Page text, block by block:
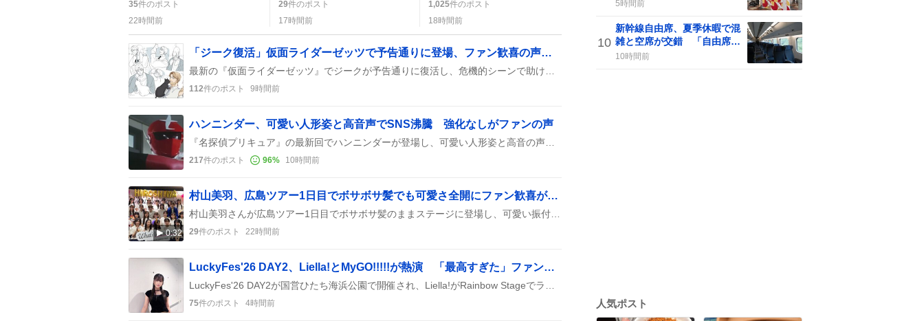
35件のポスト
22時間前
29件のポスト
17時間前
1,025件のポスト
18時間前
「ジーク復活」仮面ライダーゼッツで予告通りに登場、ファン歓喜の声続出
最新の『仮面ライダーゼッツ』でジークが予告通りに復活し、危機的シーンで助けに登場したことがSNSで話題に。ファンは「最高のタイミング」や「かっこいい」と歓声を上げている。
112件のポスト 9時間前
ハンニンダー、可愛い人形姿と高音声でSNS沸騰 強化なしがファンの声
『名探偵プリキュア』の最新回でハンニンダーが登場し、可愛い人形姿と高音の声が話題に。従来通りの能力で、特に新しい強化は見られないという声が多く上がっている。
217件のポスト 96% 10時間前
0:32
村山美羽、広島ツアー1日目でボサボサ髪でも可愛さ全開にファン歓喜が話題に
村山美羽さんが広島ツアー1日目でボサボサ髪のままステージに登場し、可愛い振付と笑顔でファンを魅了した。ライブ後もSNSで「可愛すぎる」「最高」などのコメントが続出し、盛り上がりを見せている。
29件のポスト 22時間前
LuckyFes'26 DAY2、Liella!とMyGO!!!!!が熱演 「最高すぎた」ファン熱狂
LuckyFes'26 DAY2が国営ひたち海浜公園で開催され、Liella!がRainbow Stageでライブを披露し、MyGO!!!!!がWing Stageでステージを行った。全公演はABEMAで無料配信され、ファンから「最高」「暑さに負けず楽しめた」などの声が上がっている。
75件のポスト 4時間前
5時間前
10
新幹線自由席、夏季休暇で混
雑と空席が交錯 「自由席す
かすか」「ガラガラやんね」
10時間前
人気ポスト